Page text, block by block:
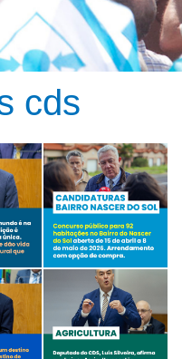
cds